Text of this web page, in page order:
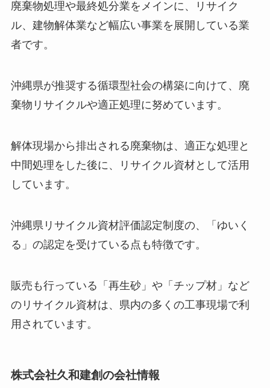
廃棄物処理や最終処分業をメインに、リサイク
ル、建物解体業など幅広い事業を展開している業
者です。
沖縄県が推奨する循環型社会の構築に向けて、廃
棄物リサイクルや適正処理に努めています。
解体現場から排出される廃棄物は、適正な処理と
中間処理をした後に、リサイクル資材として活用
しています。
沖縄県リサイクル資材評価認定制度の、「ゆいく
る」の認定を受けている点も特徴です。
販売も行っている「再生砂」や「チップ材」など
のリサイクル資材は、県内の多くの工事現場で利
用されています。
株式会社久和建創の会社情報